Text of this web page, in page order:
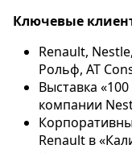
Ключевые
Renault,
Рольф, AT
Выставка
компании
Renault в